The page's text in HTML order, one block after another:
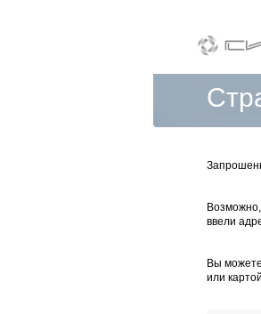
ввели
Вы
или картой